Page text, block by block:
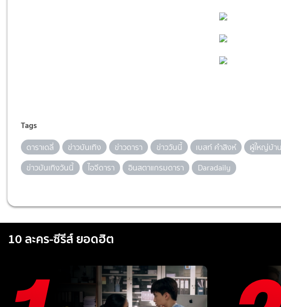
Tags
ดาราเดลี่ ข่าวบันเทิง ข่าวดารา ข่าววันนี้ เบสท์ คำสิงห์ ผู้ใหญ่บ้า
ข่าวบันเทิงวันนี้
ไอจีดารา อินสตาแกรมดารา Daradaily
10 ละคร-ซีรีส์ ยอดฮิต